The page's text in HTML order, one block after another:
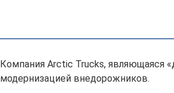
Компания Arctic Trucks, являющаяся
модернизацией внедорожников.